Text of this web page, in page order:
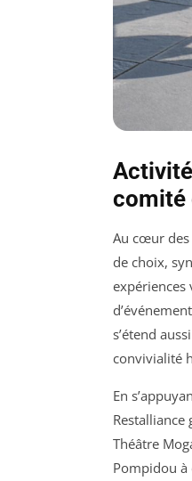
comité
Au cœur des
de choix,
expériences
s’étend
convivialité
En
Restalliance
Théâtre
Pompidou à